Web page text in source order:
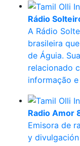
Rádio
A Rádio
brasileira
de Águia.
relacionado
informação
Radio Amor
Emisora de
y